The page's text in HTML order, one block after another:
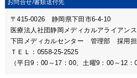
お問合せ/書類送付先
〒415-0026 静岡県下田市6-4-10
医療法人社団静岡メディカルアライアンス
下田メディカルセンター 管理部 採用担
ＴＥＬ：0558-25-2525
（平日9：00～17：00、土曜9：00～12：